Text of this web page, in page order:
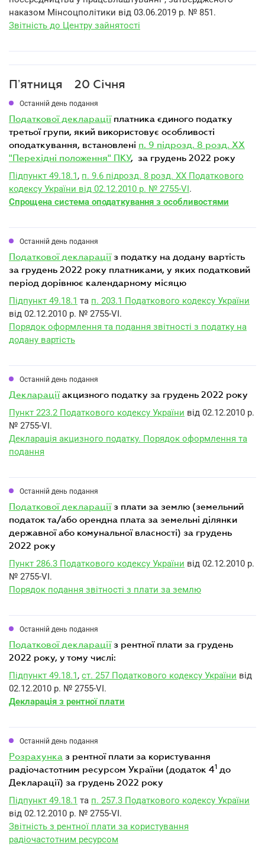
наказом Мінсоцполітики від 03.06.2019 р. № 851.
Звітність до Центру зайнятості
Пʼятниця 20 Січня
Останній день подання
податкової декларації платника єдиного податку
третьої групи, який використовує особливості
оподаткування, встановлені п. 9 підрозд. 8 розд. XX
"Перехідні положення" ПКУ, за грудень 2022 року
Підпункт 49.18.1, п. 9.6 підрозд. 8 розд. XX Податкового
кодексу України від 02.12.2010 р. № 2755-VI.
Спрощена система оподаткування з особливостями
Останній день подання
податкової декларації з податку на додану вартість
за грудень 2022 року платниками, у яких податковий
період дорівнює календарному місяцю
Підпункт 49.18.1 та п. 203.1 Податкового кодексу України
від 02.12.2010 р. № 2755-VI.
Порядок оформлення та подання звітності з податку на
додану вартість
Останній день подання
декларації акцизного податку за грудень 2022 року
Пункт 223.2 Податкового кодексу України від 02.12.2010 р.
№ 2755-VI.
Декларація акцизного податку. Порядок оформлення та
подання
Останній день подання
податкової декларації з плати за землю (земельний
податок та/або орендна плата за земельні ділянки
державної або комунальної власності) за грудень
2022 року
Пункт 286.3 Податкового кодексу України від 02.12.2010 р.
№ 2755-VI.
Порядок подання звітності з плати за землю
Останній день подання
податкової декларації з рентної плати за грудень
2022 року, у тому числі:
Підпункт 49.18.1, ст. 257 Податкового кодексу України від
02.12.2010 р. № 2755-VI.
Декларація з рентної плати
Останній день подання
розрахунка з рентної плати за користування
радіочастотним ресурсом України (додаток 41 до
Декларації) за грудень 2022 року
Підпункт 49.18.1 та п. 257.3 Податкового кодексу України
від 02.12.2010 р. № 2755-VI.
Звітність з рентної плати за користування
радіочастотним ресурсом